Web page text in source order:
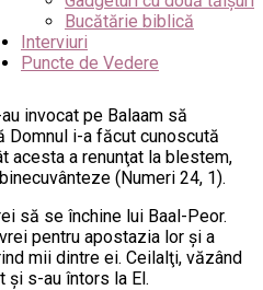
Bucătărie biblică
Interviuri
Puncte de Vedere
invocat pe Balaam să
Domnul i-a făcut cunoscută
acesta a renunţat la blestem,
(Numeri 24, 1).
să se închine lui Baal-Peor.
pentru apostazia lor şi a
mii dintre ei. Ceilalţi, văzând
şi s-au întors la El.